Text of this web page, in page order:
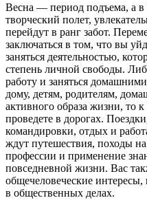
Весна — период подъема, а в
творческий полет,
перейдут в ранг забот.
заключаться в том, что вы
заняться деятельностью,
степень личной свободы.
работу и заняться
дому, детям, родителям,
активного образа жизни, то
проведете в дорогах.
командировки, отдых и
ждут путешествия, походы
профессии и применение
повседневной жизни. Вас
общечеловеческие интересы,
в общественных делах.